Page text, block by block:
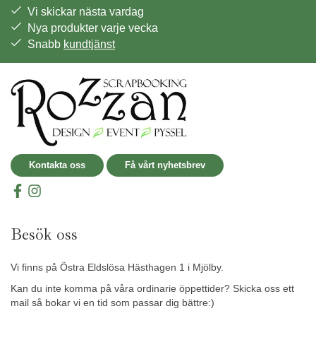
Vi skickar nästa vardag
Nya produkter varje vecka
Snabb kundtjänst
Kontakta oss Få vårt nyhetsbrev
Besök oss
Vi finns på Östra Eldslösa Hästhagen 1 i Mjölby.
Kan du inte komma på våra ordinarie öppettider? Skicka oss ett
mail så bokar vi en tid som passar dig bättre:)